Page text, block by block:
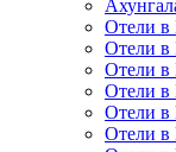
Отели в
Отели в
Отели в
Отели в
Отели в
Отели в